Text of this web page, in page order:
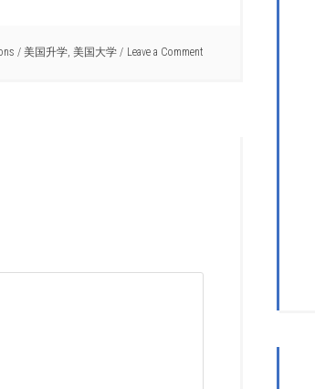
/ 美国升学, 美国大学 Leave a Comment